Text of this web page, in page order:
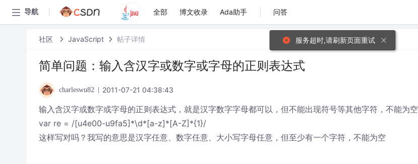
导航 全部 博文收录 Ada助手 问答
社区 JavaScript 帖子详情
简单问题：输入含汉字或数字或字母的正则表达式
charleswu82 2011-07-21 04:38:43
输入含汉字或数字或字母的正则表达式，就是汉字数字字母都可以，但不能出现符号等其他字符，不能为空
var re = /[u4e00-u9fa5]*\d*[a-z]*[A-Z]*{1}/
这样写对吗？我写的意思是汉字任意、数字任意、大小写字母任意，但至少有一个字符，不能为空
服务超时,请刷新页面重试